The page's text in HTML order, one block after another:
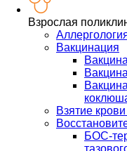
Взрослая
Вакцинация
Взятие
БОС-